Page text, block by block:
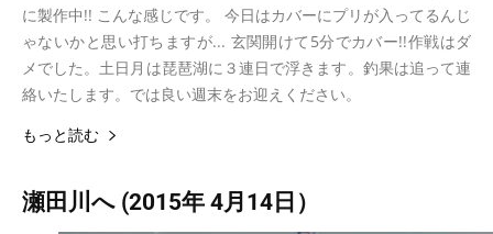
に製作中!! こんな感じです。 今日はカバーにプリが入ってるんじ
ゃないかと思い打ちますが... 玄関開けて5分でカバー!!作戦はダ
メでした。土日月は琵琶湖に３連日で浮きます。釣果は追って連
絡いたします。では良い週末をお迎えください。
もっと読む
瀬田川へ (2015年 4月14日）